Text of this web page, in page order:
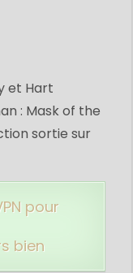
et Hart
: Mask of the
sortie sur
pour
bien